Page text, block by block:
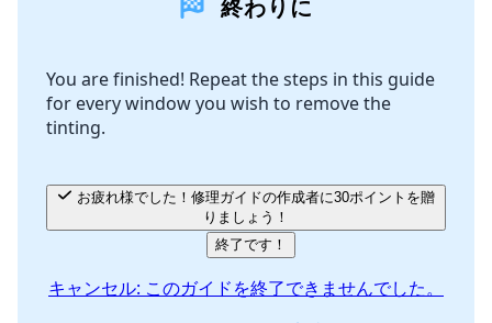
キャンセル コメントを投稿
終わりに
You are finished! Repeat the steps in this guide
for every window you wish to remove the
tinting.
りましょう！
終了です！
キャンセル: このガイドを終了できませんでした。